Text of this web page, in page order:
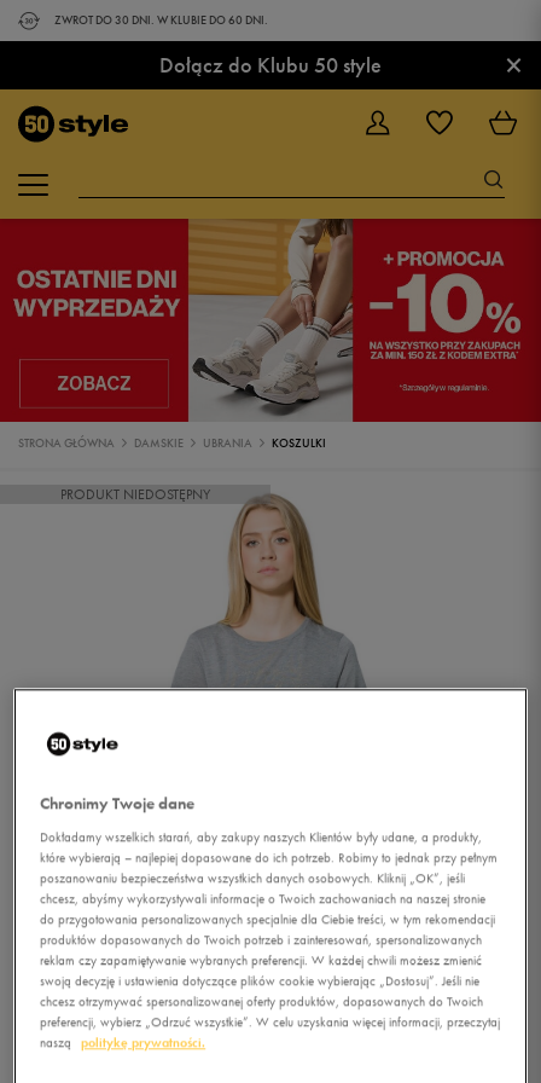
ZWROT DO 30 DNI. W KLUBIE DO 60 DNI.
Dołącz do Klubu 50 style ×
STRONA GŁÓWNA DAMSKIE UBRANIA KOSZULKI
PRODUKT NIEDOSTĘPNY
Chronimy Twoje dane
Dokładamy wszelkich starań, aby zakupy naszych Klientów były udane, a produkty,
które wybierają – najlepiej dopasowane do ich potrzeb. Robimy to jednak przy pełnym
poszanowaniu bezpieczeństwa wszystkich danych osobowych. Kliknij „OK”, jeśli
chcesz, abyśmy wykorzystywali informacje o Twoich zachowaniach na naszej stronie
do przygotowania personalizowanych specjalnie dla Ciebie treści, w tym rekomendacji
produktów dopasowanych do Twoich potrzeb i zainteresowań, spersonalizowanych
reklam czy zapamiętywanie wybranych preferencji. W każdej chwili możesz zmienić
swoją decyzję i ustawienia dotyczące plików cookie wybierając „Dostosuj”. Jeśli nie
chcesz otrzymywać spersonalizowanej oferty produktów, dopasowanych do Twoich
preferencji, wybierz „Odrzuć wszystkie”. W celu uzyskania więcej informacji, przeczytaj
naszą
politykę prywatności.